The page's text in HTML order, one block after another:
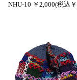
NHU-10 ￥2,000(税込